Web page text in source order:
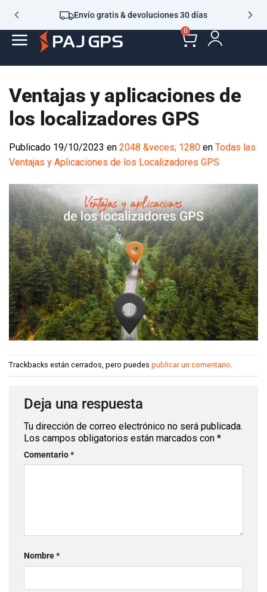
Envío gratis & devoluciones 30 días
0
Ventajas y aplicaciones de
los localizadores GPS
Publicado 19/10/2023 en 2048 &veces; 1280 en Todas las
Ventajas y Aplicaciones de los Localizadores GPS
Trackbacks están cerrados, pero puedes publicar un comentario
Deja una respuesta
Tu dirección de correo electrónico no será publicada.
Los campos obligatorios están marcados con *
Comentario*
Nombre*